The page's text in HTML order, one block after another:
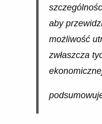
aby
możliwość
zwłaszcza